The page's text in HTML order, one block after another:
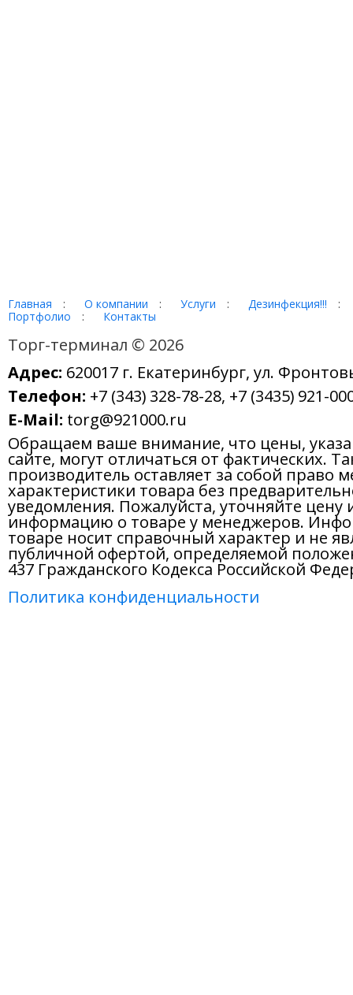
Главная : О компании : Услуги : Дезинфекция!!!
:
Портфолио
: Контакты
Торг-терминал © 2026
Адрес: 620017 г. Екатеринбург, ул.
Телефон: +7 (343) 328-78-28, +7 (3435) 921-
E-Mail: torg@921000.ru
Обращаем ваше внимание, что цены,
сайте, могут отличаться от фактических.
производитель оставляет за собой право
характеристики товара без
уведомления. Пожалуйста, уточняйте цену
информацию о товаре у менеджеров.
товаре носит справочный характер и не
публичной офертой, определяемой
437 Гражданского Кодекса Российской
Политика конфиденциальности